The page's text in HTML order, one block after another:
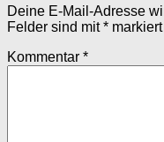
Deine E-Mail-Adresse
Felder sind mit* markiert
Kommentar *